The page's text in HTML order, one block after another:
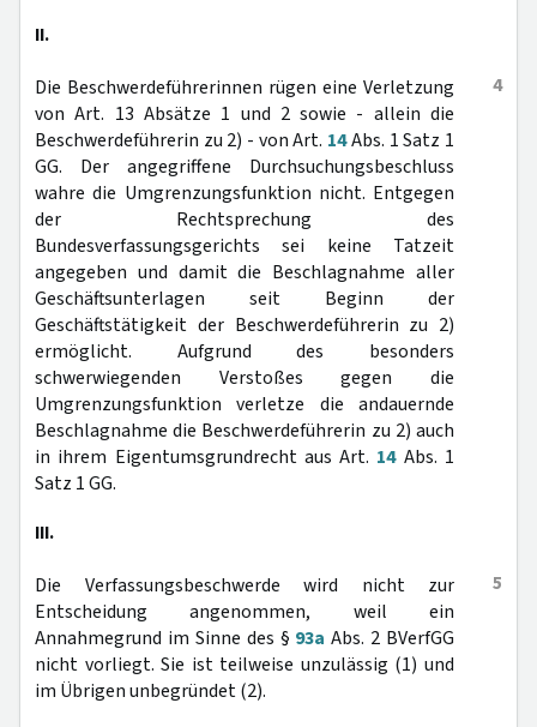
II.
4
Die Beschwerdeführerinnen rügen eine Verletzung
von Art. 13 Absätze 1 und 2 sowie - allein die
Beschwerdeführerin zu 2) - von Art. 14Abs. 1 Satz 1
GG. Der angegriffene Durchsuchungsbeschluss
wahre die Umgrenzungsfunktion nicht. Entgegen
der Rechtsprechung des
Bundesverfassungsgerichts sei keine Tatzeit
angegeben und damit die Beschlagnahme aller
Geschäftsunterlagen seit Beginn der
Geschäftstätigkeit der Beschwerdeführerin zu 2)
ermöglicht. Aufgrund des besonders
schwerwiegenden Verstoßes gegen die
Umgrenzungsfunktion verletze die andauernde
Beschlagnahme die Beschwerdeführerin zu 2) auch
in ihrem Eigentumsgrundrecht aus Art. 14Abs. 1
Satz 1 GG.
III.
5
Die Verfassungsbeschwerde wird nicht zur
Entscheidung angenommen, weil ein
Annahmegrund im Sinne des § 93a Abs. 2 BVerfGG
nicht vorliegt. Sie ist teilweise unzulässig (1) und
im Übrigen unbegründet (2).